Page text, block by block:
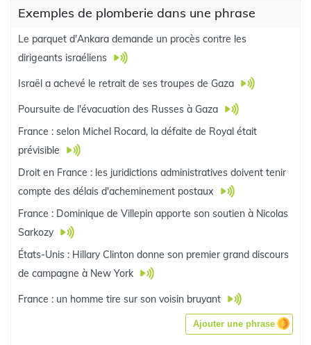
Exemples de plomberie dans une phrase
Le parquet d'Ankara demande un procès contre les
dirigeants israéliens
Israël a achevé le retrait de ses troupes de Gaza
Poursuite de l'évacuation des Russes à Gaza
France : selon Michel Rocard, la défaite de Royal était
prévisible
Droit en France : les juridictions administratives doivent tenir
compte des délais d'acheminement postaux
France : Dominique de Villepin apporte son soutien à Nicolas
Sarkozy
États-Unis : Hillary Clinton donne son premier grand discours
de campagne à New York
France : un homme tire sur son voisin bruyant
Ajouter une phrase